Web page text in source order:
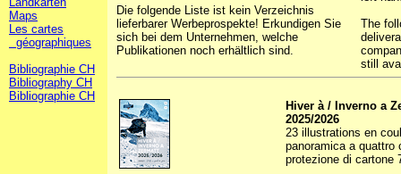
Maps
Les cartes
géographiques
Bibliographie CH
Bibliography CH
Bibliographie CH
Die folgende Liste ist kein Verzeichnis
lieferbarer Werbeprospekte! Erkundigen Sie
sich bei dem Unternehmen, welche
Publikationen noch erhältlich sind.
The
still
Hiver à / Inverno a
2025/2026
23 illustrations en
panoramica a
protezione di cartone